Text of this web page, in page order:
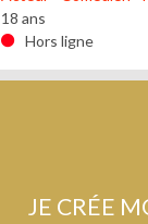
18 ans
Hors ligne
JE CRÉE